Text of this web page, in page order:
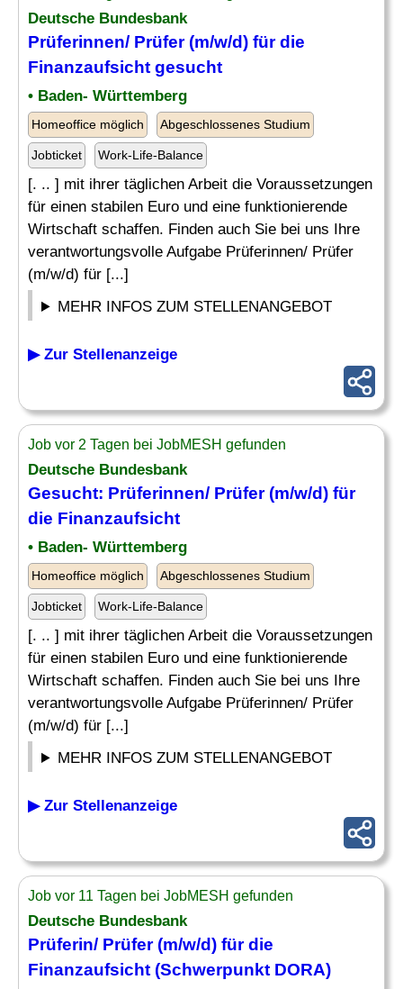
Deutsche Bundesbank
Prüferinnen/ Prüfer (m/w/d) für die
Finanzaufsicht gesucht
• Baden- Württemberg
Homeoffice möglich Abgeschlossenes Studium
Jobticket Work-Life-Balance
[. .. ] mit ihrer täglichen Arbeit die Voraussetzungen
für einen stabilen Euro und eine funktionierende
Wirtschaft schaffen. Finden auch Sie bei uns Ihre
verantwortungsvolle Aufgabe Prüferinnen/ Prüfer
(m/w/d) für [...]
MEHR INFOS ZUM STELLENANGEBOT
▶ Zur Stellenanzeige
Job vor 2 Tagen bei JobMESH gefunden
Deutsche Bundesbank
Gesucht: Prüferinnen/ Prüfer (m/w/d) für
die Finanzaufsicht
• Baden- Württemberg
Homeoffice möglich Abgeschlossenes Studium
Jobticket Work-Life-Balance
[. .. ] mit ihrer täglichen Arbeit die Voraussetzungen
für einen stabilen Euro und eine funktionierende
Wirtschaft schaffen. Finden auch Sie bei uns Ihre
verantwortungsvolle Aufgabe Prüferinnen/ Prüfer
(m/w/d) für [...]
MEHR INFOS ZUM STELLENANGEBOT
▶ Zur Stellenanzeige
Job vor 11 Tagen bei JobMESH gefunden
Deutsche Bundesbank
Prüferin/ Prüfer (m/w/d) für die
Finanzaufsicht (Schwerpunkt DORA)